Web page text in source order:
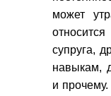
может
супруга,
навыкам,
и прочему.